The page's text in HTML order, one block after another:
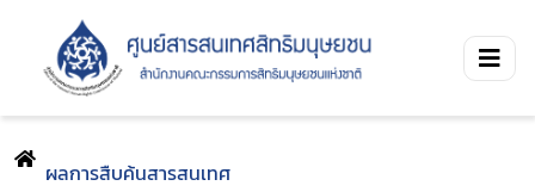
ผลการสืบค้นสารสนเทศ